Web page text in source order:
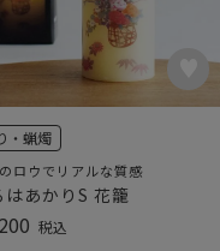
・蝋燭
ロウでリアルな質感
はあかりS 花籠
税込